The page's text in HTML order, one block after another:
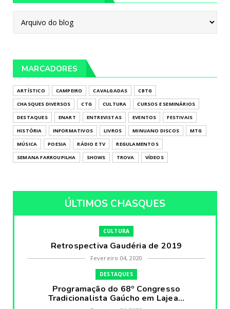
MARCADORES
ARTÍSTICO CAMPEIRO CAVALGADAS
CBTG
CHASQUES DIVERSOS
CTG CULTURA
CURSOS E SEMINÁRIOS
DESTAQUES
ENART ENTREVISTAS EVENTOS
FESTIVAIS
HISTÓRIA
INFORMATIVOS LIVROS MINUANO DISCOS
MTG
MÚSICA
POESIA RÁDIO E TV
REGULAMENTOS
SEMANA FARROUPILHA
SHOWS TROVA VÍDEOS
ÚLTIMOS CHASQUES
CULTURA
Retrospectiva Gaudéria de 2019
Fevereiro 04, 2020
DESTAQUES
Programação do 68º Congresso
Tradicionalista Gaúcho em Lajea...